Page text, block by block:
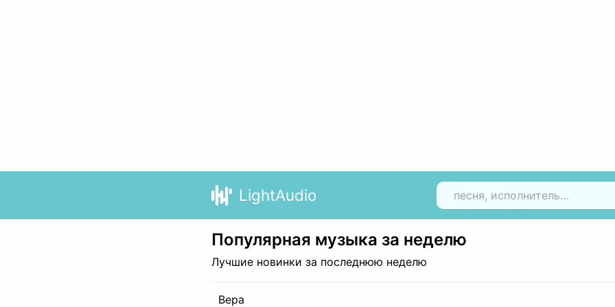
LightAudio
Популярная музыка за неделю
Лучшие новинки за последнюю неделю
Вера